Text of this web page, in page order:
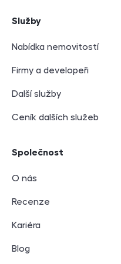
Služby
Nabídka nemovitostí
Firmy a developeři
Další služby
Ceník dalších služeb
Společnost
O nás
Recenze
Kariéra
Blog